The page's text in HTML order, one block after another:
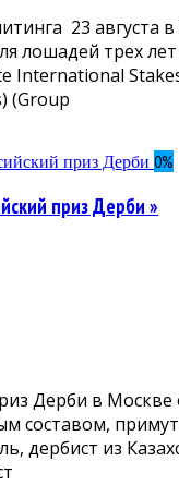
23 августа в
лошадей трех
International
(Group
0%
приз Дерби »
Дерби в Москве
составом, примут
дербист из